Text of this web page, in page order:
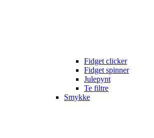
Fidget clicker
Fidget spinner
Julepynt
Te filtre
Smykke